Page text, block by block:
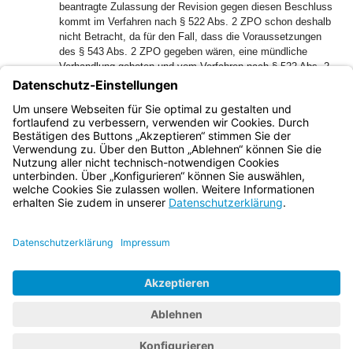
beantragte Zulassung der Revision gegen diesen Beschluss
kommt im Verfahren nach § 522 Abs. 2 ZPO schon deshalb
nicht Betracht, da für den Fall, dass die Voraussetzungen
des § 543 Abs. 2 ZPO gegeben wären, eine mündliche
Verhandlung geboten und vom Verfahren nach § 522 Abs. 2
ZPO Abstand zu nehmen wäre. Anhaltspunkte dafür, dass
dies der Fall sein könnte, ergeben sich im vorliegenden Fall
aber weder aus dem Vortrag des Klägers in Richtung
anwaltlicher Beratungspflichten noch aus den Umständen.
Bayern.de
BayernPortal
Impressum